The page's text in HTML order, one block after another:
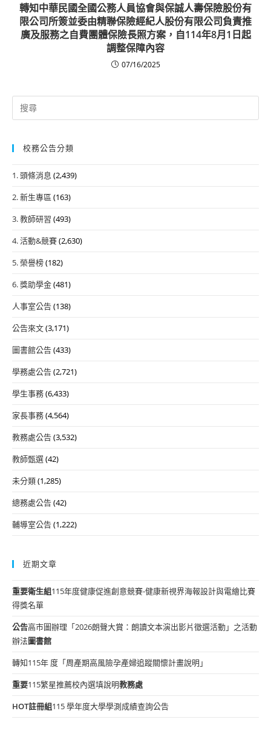
轉知中華民國全國公務人員協會與保誠人壽保險股份有
限公司所簽並委由精聯保險經紀人股份有限公司負責推
廣及服務之自費團體保險長照方案，自114年8月1日起
調整保障內容
07/16/2025
Search
for:
校務公告分類
1. 頭條消息 (2,439)
2. 新生專區 (163)
3. 教師研習 (493)
4. 活動&競賽(2,630)
5. 榮譽榜(182)
6. 獎助學金(481)
人事室公告(138)
公告來文(3,171)
圖書館公告(433)
學務處公告(2,721)
學生事務(6,433)
家長事務(4,564)
教務處公告(3,532)
教師甄選(42)
未分類(1,285)
總務處公告(42)
輔導室公告(1,222)
近期文章
重要衛生組115年度健康促進創意競賽-健康新視界海報設計與電繪比賽
得獎名單
公告高市圖辦理「2026朗聲大賞：朗讀文本演出影片徵選活動」之活動
辦法圖書館
轉知115年 度「周產期高風險孕產婦追蹤關懷計畫說明」
重要115繁星推薦校內選填說明教務處
HOT註冊組115 學年度大學學測成績查詢公告